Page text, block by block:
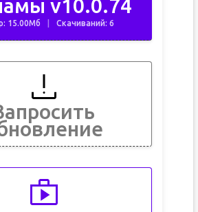
v10.0.74
15.00Мб Скачиваний: 6